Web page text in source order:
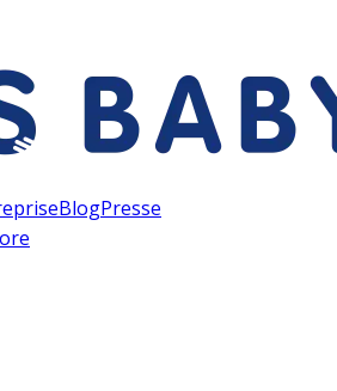
BlogPresse
cookies